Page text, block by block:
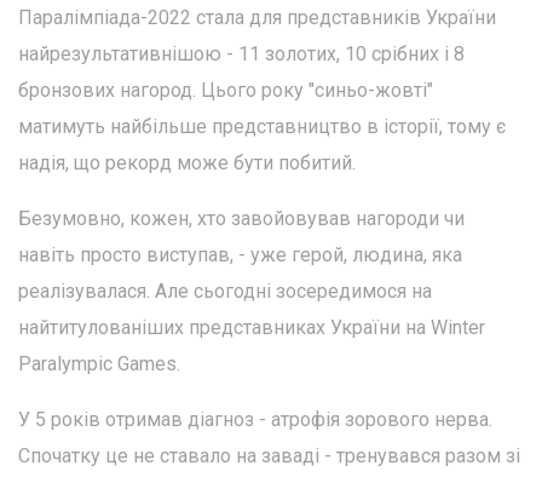
Паралімпіада-2022 стала для представників України
найрезультативнішою - 11 золотих, 10 срібних і 8
бронзових нагород. Цього року "синьо-жовті"
матимуть найбільше представництво в історії, тому є
надія, що рекорд може бути побитий.
Безумовно, кожен, хто завойовував нагороди чи
навіть просто виступав, - уже герой, людина, яка
реалізувалася. Але сьогодні зосередимося на
найтитулованіших представниках України на Winter
Paralympic Games.
У 5 років отримав діагноз - атрофія зорового нерва.
Спочатку це не ставало на заваді - тренувався разом зі